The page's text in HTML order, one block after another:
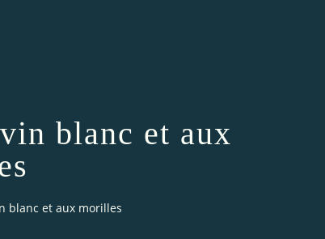
blanc et aux
blanc et aux morilles